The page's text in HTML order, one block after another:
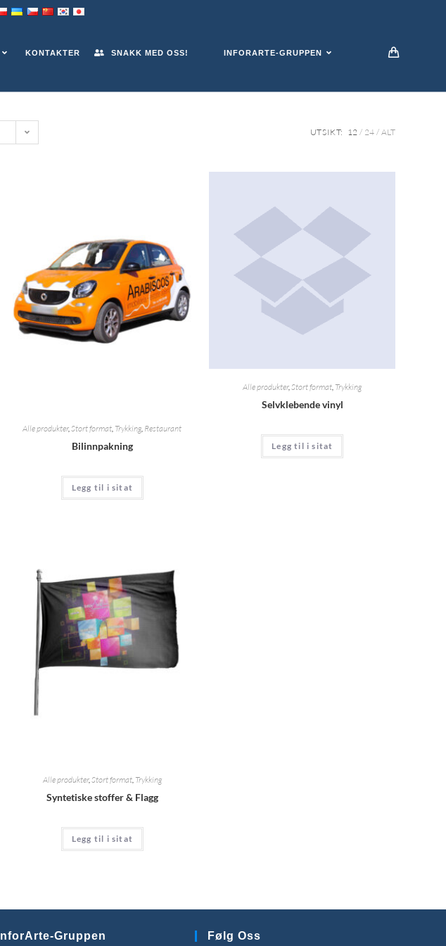
KONTAKTER SNAKK MED OSS! INFORARTE-GRUPPEN
UTSIKT: 12 24 ALT
Alle produkter,Stort format, Trykking, Restaurant
Bilinnpakning
Legg til i sitat
Alle produkter,Stort format, Trykking
Selvklebende vinyl
Legg til i sitat
Alle produkter,Stort format, Trykking
Syntetiske stoffer & Flagg
Legg til i sitat
InforArte-Gruppen Følg Oss